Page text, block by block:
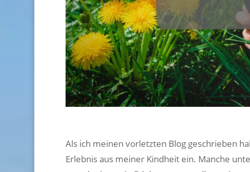
Als ich meinen vorletzten Blog geschrieben
Erlebnis aus meiner Kindheit ein. Manche